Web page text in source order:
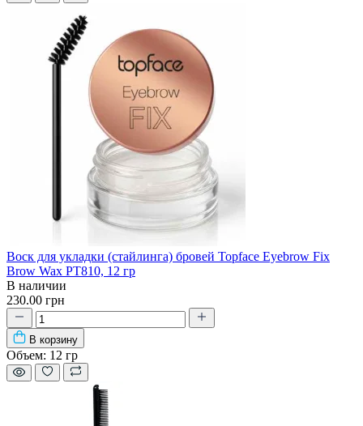
Воск для укладки (стайлинга) бровей Topface Eyebrow Fix
Brow Wax PT810, 12 гр
В наличии
230.00 грн
В корзину
Объем: 12 гр